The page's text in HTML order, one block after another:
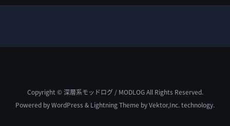
Copyright © 深層系モッドログ / MODLOG All Rights Reserved.
Powered byWordPress & Lightning Theme by Vektor,Inc. technology.